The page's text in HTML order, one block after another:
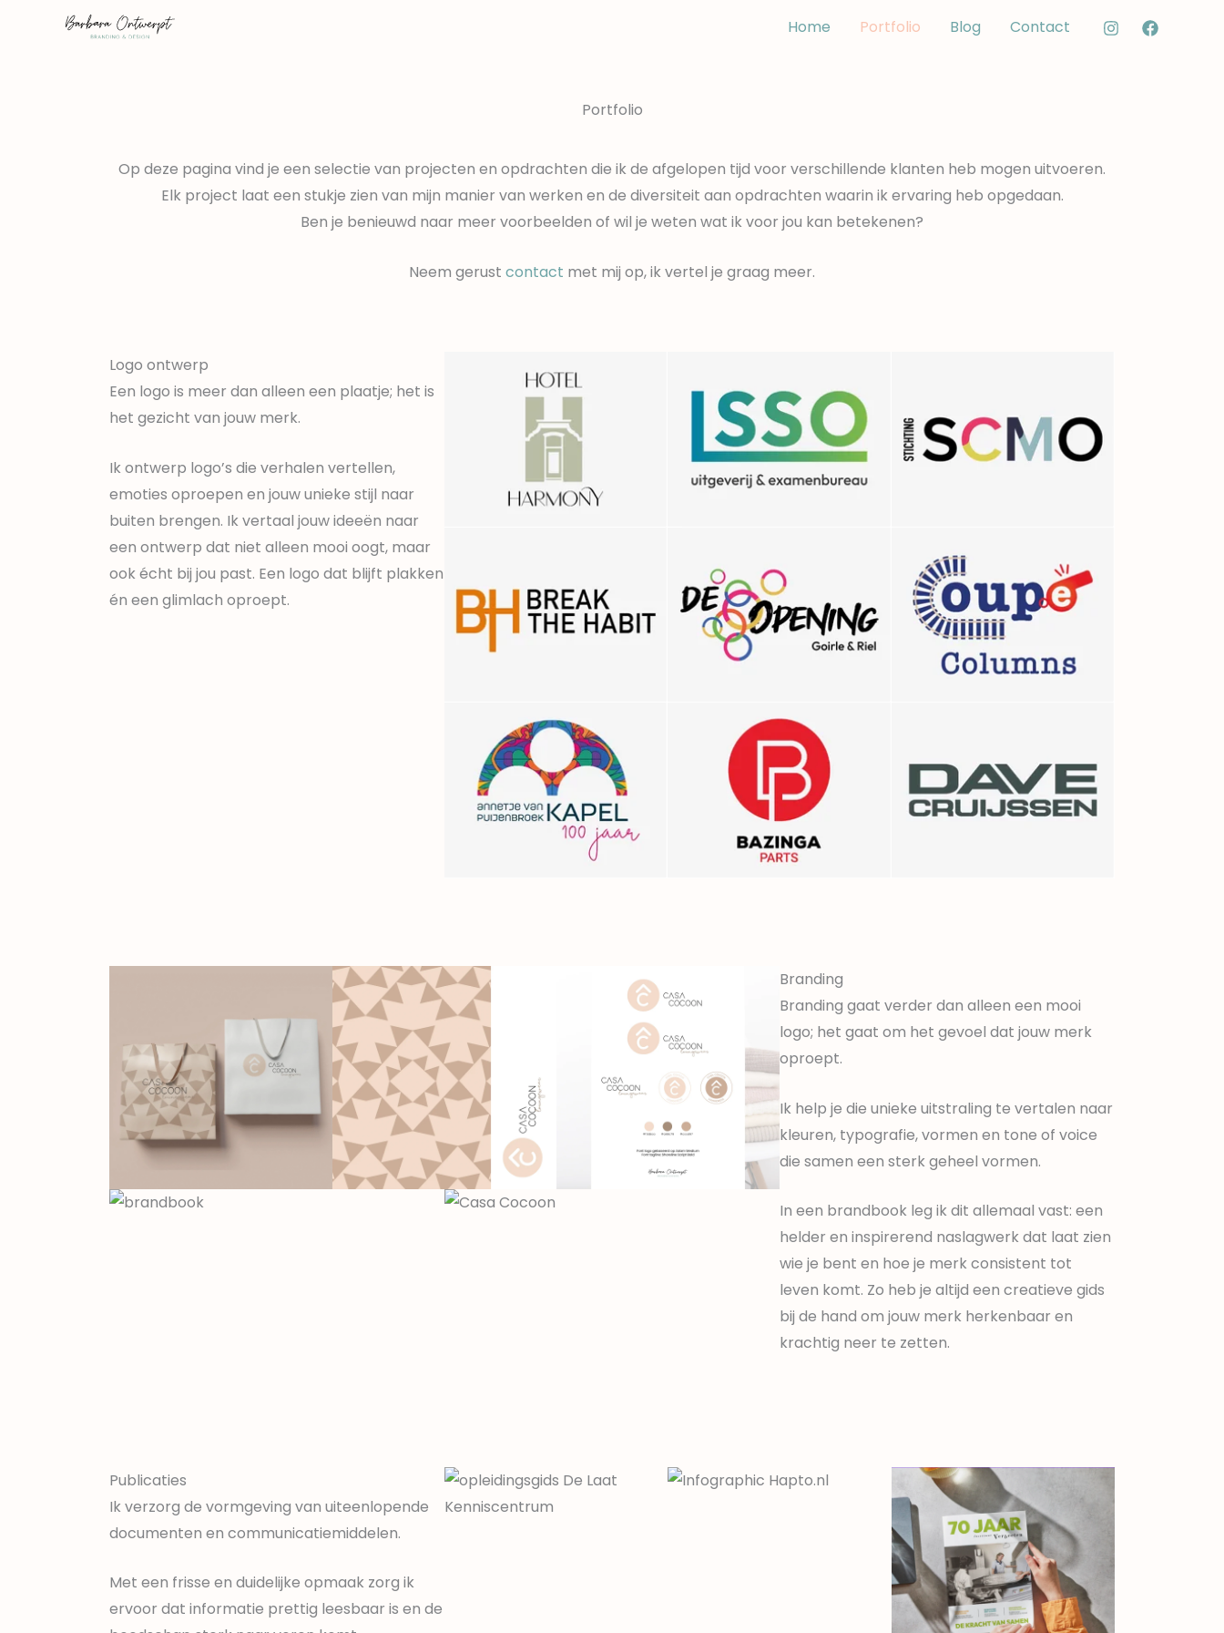
Home Portfolio Blog Contact
Portfolio
Op deze pagina vind je een selectie van projecten en opdrachten die ik de afgelopen tijd voor verschillende klanten heb mogen uitvoeren.
Elk project laat een stukje zien van mijn manier van werken en de diversiteit aan opdrachten waarin ik ervaring heb opgedaan.
Ben je benieuwd naar meer voorbeelden of wil je weten wat ik voor jou kan betekenen?
Neem gerust contact met mij op, ik vertel je graag meer.
Logo ontwerp
Een logo is meer dan alleen een plaatje; het is
het gezicht van jouw merk.
Ik ontwerp logo’s die verhalen vertellen,
emoties oproepen en jouw unieke stijl naar
buiten brengen. Ik vertaal jouw ideeën naar
een ontwerp dat niet alleen mooi oogt, maar
ook écht bij jou past. Een logo dat blijft plakken
én een glimlach oproept.
Branding
Branding gaat verder dan alleen een mooi
logo; het gaat om het gevoel dat jouw merk
oproept.
Ik help je die unieke uitstraling te vertalen naar
kleuren, typografie, vormen en tone of voice
die samen een sterk geheel vormen.
In een brandbook leg ik dit allemaal vast: een
helder en inspirerend naslagwerk dat laat zien
wie je bent en hoe je merk consistent tot
leven komt. Zo heb je altijd een creatieve gids
bij de hand om jouw merk herkenbaar en
krachtig neer te zetten.
Publicaties
Ik verzorg de vormgeving van uiteenlopende
documenten en communicatiemiddelen.
Met een frisse en duidelijke opmaak zorg ik
ervoor dat informatie prettig leesbaar is en de